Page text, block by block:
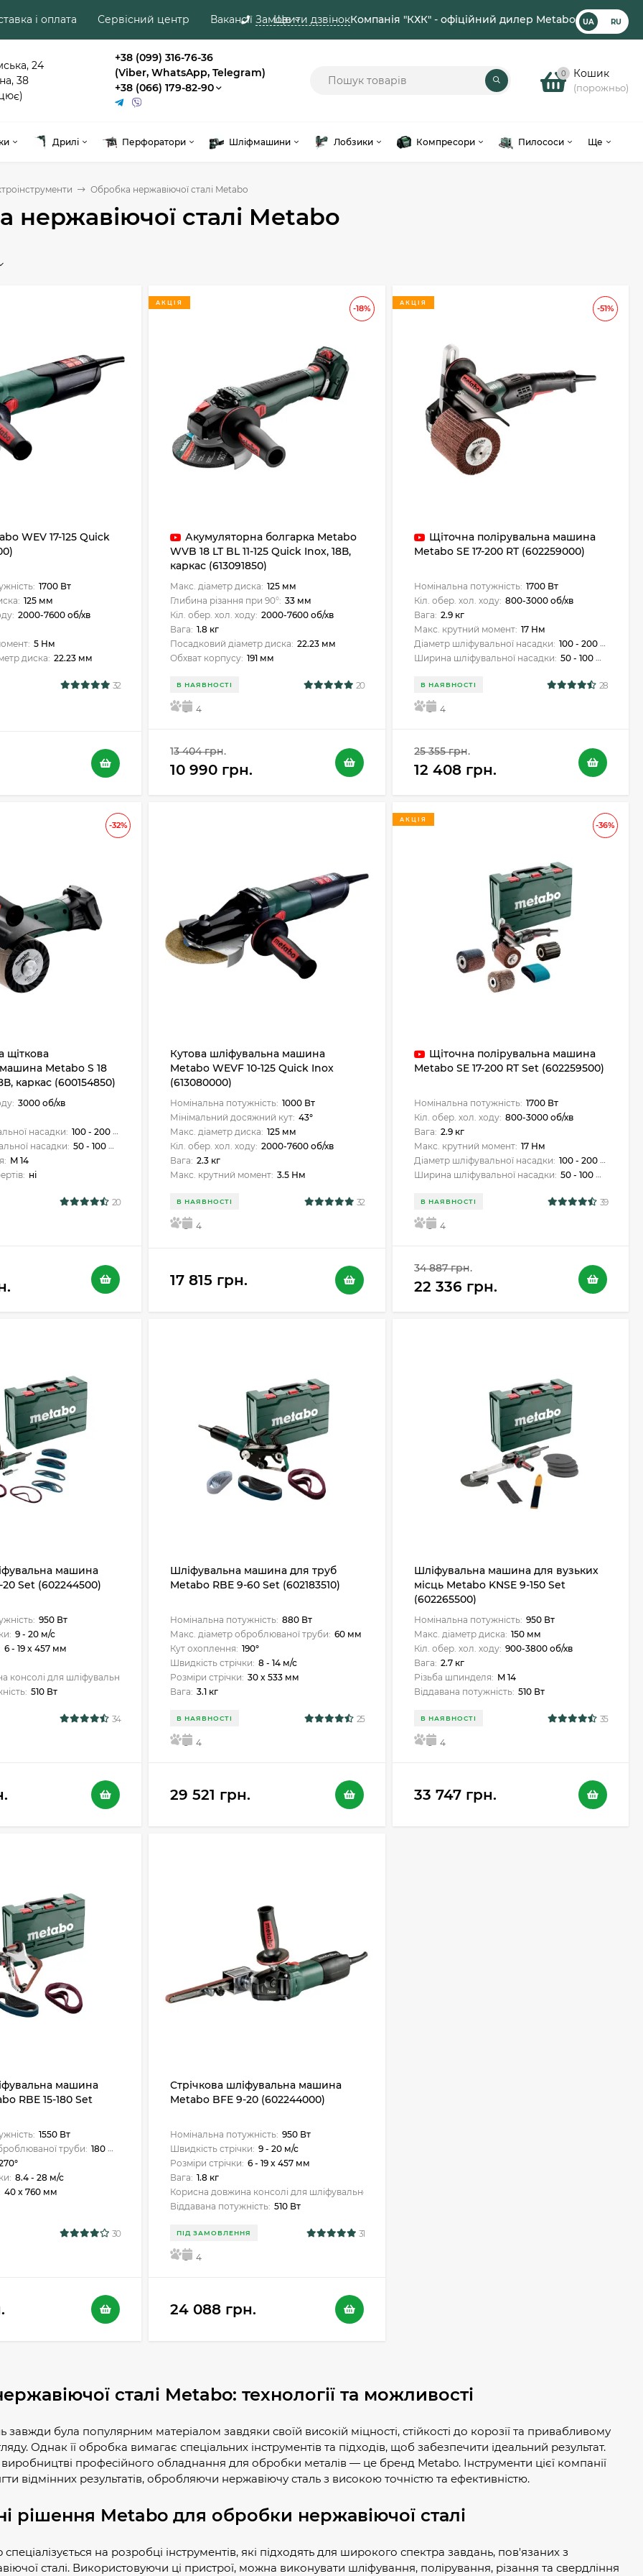
Замовити дзвінокКомпанія "КХК" - офіційний дилер Metabo UA RU
і оплата Сервісний центр Вакансії Ще
24
38
+38 (099) 316-76-36
(Viber, WhatsApp, Telegram)
+38 (066) 179-82-90
0 Кошик
(порожньо)
Дрилі Перфоратори Шліфмашини Лобзики Компресори Пилососи Ще
Обробка нержавіючої сталі Metabo
нержавіючої сталі Metabo
WEV 17-125 Quick
1700 Вт
125 мм
2000-7600 об/хв
5 Нм
диска: 22.23 мм
32
-18%
АКЦІЯ
Акумуляторна болгарка Metabo
WVB 18 LT BL 11-125 Quick Inox, 18В,
каркас (613091850)
Макс. діаметр диска: 125 мм
Глибина різання при 90°: 33 мм
Кіл. обер. хол. ходу: 2000-7600 об/хв
Вага: 1.8 кг
Посадковий діаметр диска: 22.23 мм
Обхват корпусу: 191 мм
В НАЯВНОСТІ 20
5 4
13 404 грн.
10 990 грн.
-51%
АКЦІЯ
Щіточна полірувальна машина
Metabo SE 17-200 RT (602259000)
Номінальна потужність: 1700 Вт
Кіл. обер. хол. ходу: 800-3000 об/хв
Вага: 2.9 кг
Макс. крутний момент: 17 Нм
Діаметр шліфувальної насадки: 100 - 200 мм
Ширина шліфувальної насадки: 50 - 100 мм
В НАЯВНОСТІ 28
5 4
25 355 грн.
12 408 грн.
-32%
щіткова
Metabo S 18
каркас (600154850)
3000 об/хв
насадки: 100 - 200 мм
насадки: 50 - 100 мм
M 14
ні
20
Кутова шліфувальна машина
Metabo WEVF 10-125 Quick Inox
(613080000)
Номінальна потужність: 1000 Вт
Мінімальний досяжний кут: 43°
Макс. діаметр диска: 125 мм
Кіл. обер. хол. ходу: 2000-7600 об/хв
Вага: 2.3 кг
Макс. крутний момент: 3.5 Нм
В НАЯВНОСТІ 32
5 4
17 815 грн.
-36%
АКЦІЯ
Щіточна полірувальна машина
Metabo SE 17-200 RT Set (602259500)
Номінальна потужність: 1700 Вт
Кіл. обер. хол. ходу: 800-3000 об/хв
Вага: 2.9 кг
Макс. крутний момент: 17 Нм
Діаметр шліфувальної насадки: 100 - 200 мм
Ширина шліфувальної насадки: 50 - 100 мм
В НАЯВНОСТІ 39
5 4
34 887 грн.
22 336 грн.
машина
Set (602244500)
950 Вт
9 - 20 м/с
6 - 19 x 457 мм
для шліфувальної стрічки:
90 мм
510 Вт
34
Шліфувальна машина для труб
Metabo RBE 9-60 Set (602183510)
Номінальна потужність: 880 Вт
Макс. діаметр оброблюваної труби: 60 мм
Кут охоплення: 190°
Швидкість стрічки: 8 - 14 м/с
Розміри стрічки: 30 x 533 мм
Вага: 3.1 кг
В НАЯВНОСТІ 25
5 4
29 521 грн.
Шліфувальна машина для вузьких
місць Metabo KNSE 9-150 Set
(602265500)
Номінальна потужність: 950 Вт
Макс. діаметр диска: 150 мм
Кіл. обер. хол. ходу: 900-3800 об/хв
Вага: 2.7 кг
Різьба шпинделя: M 14
Віддавана потужність: 510 Вт
В НАЯВНОСТІ 35
5 4
33 747 грн.
машина
RBE 15-180 Set
1550 Вт
труби: 180 мм
8.4 - 28 м/с
40 x 760 мм
30
Стрічкова шліфувальна машина
Metabo BFE 9-20 (602244000)
Номінальна потужність: 950 Вт
Швидкість стрічки: 9 - 20 м/с
Розміри стрічки: 6 - 19 x 457 мм
Вага: 1.8 кг
Корисна довжина консолі для шліфувальної стрічки:
Віддавана потужність: 510 Вт
ПІД ЗАМОВЛЕННЯ 31
5 4
24 088 грн.
сталі Metabo: технології та можливості
завжди була популярним матеріалом завдяки своїй високій міцності, стійкості до корозії та привабливому
Однак її обробка вимагає спеціальних інструментів та підходів, щоб забезпечити ідеальний результат.
виробництві професійного обладнання для обробки металів — це бренд Metabo. Інструменти цієї компанії
відмінних результатів, обробляючи нержавіючу сталь з високою точністю та ефективністю.
рішення Metabo для обробки нержавіючої сталі
на розробці інструментів, які підходять для широкого спектра завдань, пов'язаних з
сталі. Використовуючи ці пристрої, можна виконувати шліфування, полірування, різання та свердління